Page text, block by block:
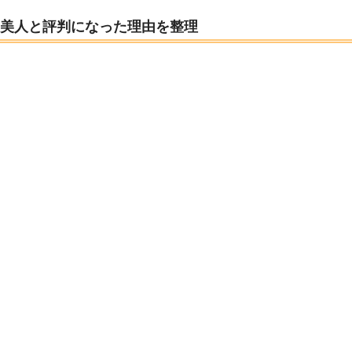
美人と評判になった理由を整理